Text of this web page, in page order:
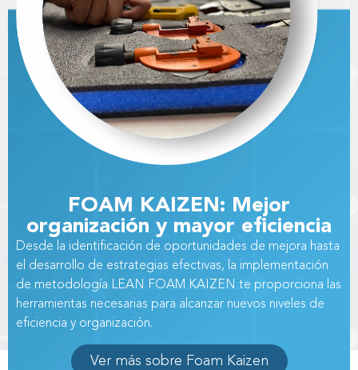
FOAM KAIZEN: Mejor
organización y mayor eficiencia
Desde la identificación de oportunidades de mejora hasta
el desarrollo de estrategias efectivas, la implementación
de metodología LEAN FOAM KAIZEN te proporciona las
herramientas necesarias para alcanzar nuevos niveles de
eficiencia y organización.
Ver más sobre Foam Kaizen